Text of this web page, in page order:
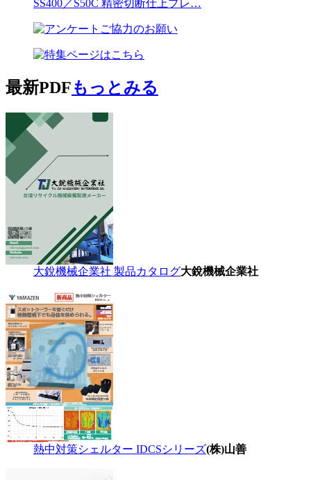
SS400／S50C 精密切断仕上プレ…
最新PDFもっとみる
大銳機械企業社 製品カタログ大銳機械企業社
熱中対策シェルター IDCSシリーズ(株)山善